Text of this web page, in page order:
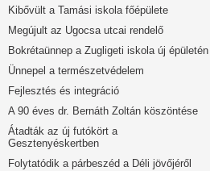
Kibővült a Tamási iskola főépülete
Megújult az Ugocsa utcai rendelő
Bokrétaünnep a Zugligeti iskola új épületén
Ünnepel a természetvédelem
Fejlesztés és integráció
A 90 éves dr. Bernáth Zoltán köszöntése
Átadták az új futókört a
Gesztenyéskertben
Folytatódik a párbeszéd a Déli jövőjéről